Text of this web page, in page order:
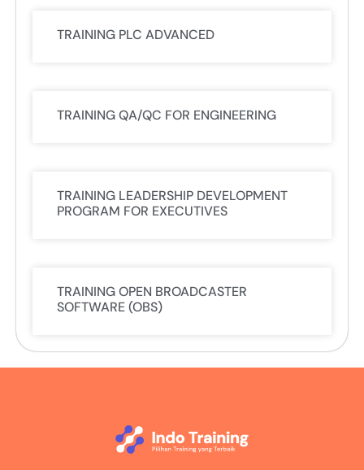
TRAINING PLC ADVANCED
TRAINING QA/QC FOR ENGINEERING
TRAINING LEADERSHIP DEVELOPMENT
PROGRAM FOR EXECUTIVES
TRAINING OPEN BROADCASTER
SOFTWARE (OBS)